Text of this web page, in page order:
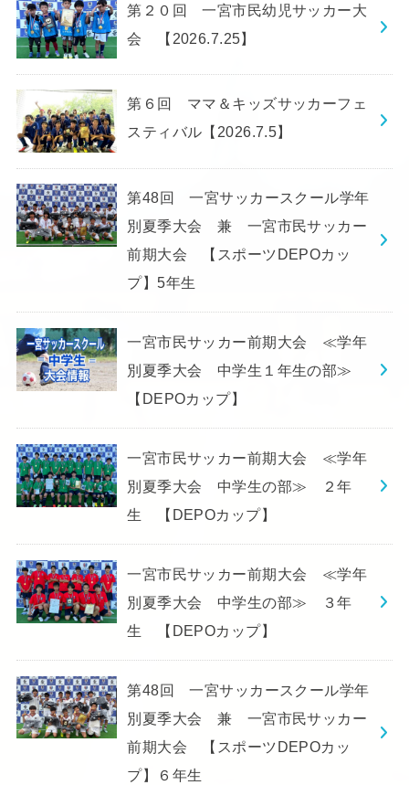
第２０回 一宮市民幼児サッカー大
会 【2026.7.25】
第６回 ママ＆キッズサッカーフェ
スティバル【2026.7.5】
第48回 一宮サッカースクール学年
別夏季大会 兼 一宮市民サッカー
前期大会 【スポーツDEPOカッ
プ】5年生
一宮市民サッカー前期大会 ≪学年
別夏季大会 中学生１年生の部≫
【DEPOカップ】
一宮市民サッカー前期大会 ≪学年
別夏季大会 中学生の部≫ ２年
生 【DEPOカップ】
一宮市民サッカー前期大会 ≪学年
別夏季大会 中学生の部≫ ３年
生 【DEPOカップ】
第48回 一宮サッカースクール学年
別夏季大会 兼 一宮市民サッカー
前期大会 【スポーツDEPOカッ
プ】６年生